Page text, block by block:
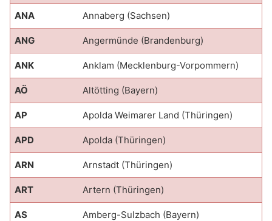
ANA Annaberg (Sachsen)
ANG Angermünde (Brandenburg)
ANK Anklam (Mecklenburg-Vorpommern)
AÖ Altötting (Bayern)
AP Apolda Weimarer Land (Thüringen)
APD Apolda (Thüringen)
ARN Arnstadt (Thüringen)
ART Artern (Thüringen)
AS Amberg-Sulzbach (Bayern)